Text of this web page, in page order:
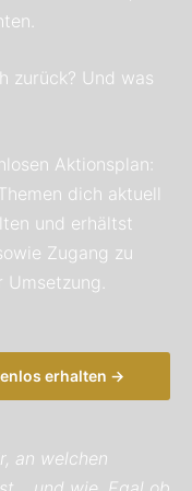
zurück? Und was
Aktionsplan:
dich aktuell
und erhältst
Zugang zu
Umsetzung.
erhalten →
an welchen